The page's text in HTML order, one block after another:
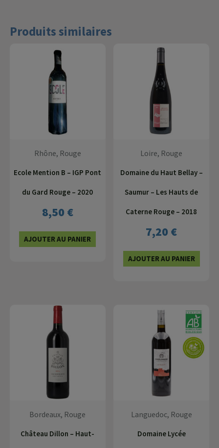
Produits similaires
Rhône, Rouge
Ecole Mention B – IGP Pont
du Gard Rouge – 2020
8,50 €
AJOUTER AU PANIER
Loire, Rouge
Domaine du Haut Bellay –
Saumur – Les Hauts de
Caterne Rouge – 2018
7,20 €
AJOUTER AU PANIER
Bordeaux, Rouge
Château Dillon – Haut-
Languedoc, Rouge
Domaine Lycée